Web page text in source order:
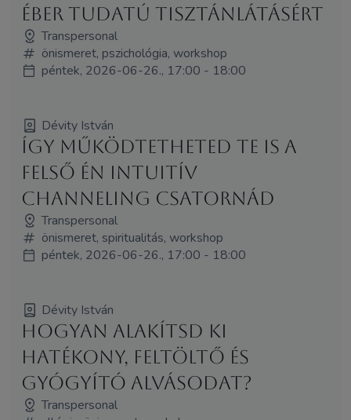
éber tudatú tisztánlátásért
Transpersonal
önismeret, pszichológia, workshop
péntek, 2026-06-26., 17:00 - 18:00
Dévity István
Így működtetheted Te is a
felső Én intuitív
channeling csatornád
Transpersonal
önismeret, spiritualitás, workshop
péntek, 2026-06-26., 17:00 - 18:00
Dévity István
Hogyan alakítsd ki
hatékony, feltöltő és
gyógyító alvásodat?
Transpersonal